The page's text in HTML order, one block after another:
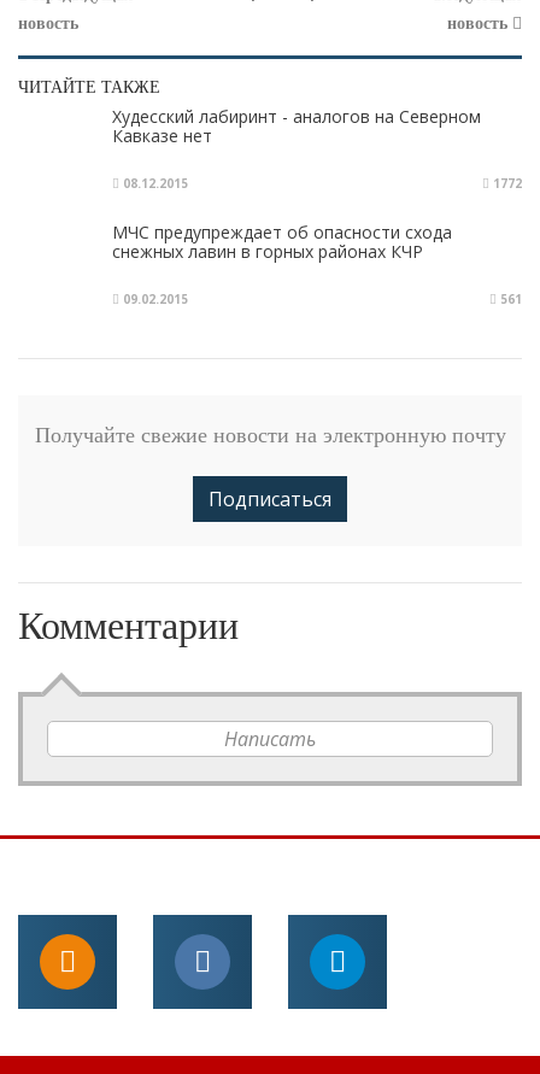
новость
новость
ЧИТАЙТЕ ТАКЖЕ
Худесский лабиринт - аналогов на Северном
Кавказе нет
08.12.2015 1772
МЧС предупреждает об опасности схода
снежных лавин в горных районах КЧР
09.02.2015 561
Получайте свежие новости на электронную почту
Подписаться
Комментарии
Написать